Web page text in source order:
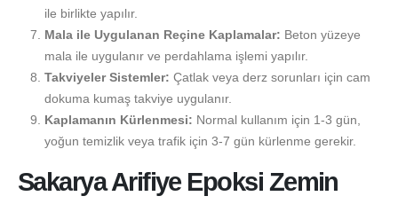
ile birlikte yapılır.
Mala ile Uygulanan Reçine Kaplamalar: Beton yüzeye
mala ile uygulanır ve perdahlama işlemi yapılır.
Takviyeler Sistemler: Çatlak veya derz sorunları için cam
dokuma kumaş takviye uygulanır.
Kaplamanın Kürlenmesi: Normal kullanım için 1-3 gün,
yoğun temizlik veya trafik için 3-7 gün kürlenme gerekir.
Sakarya Arifiye Epoksi Zemin